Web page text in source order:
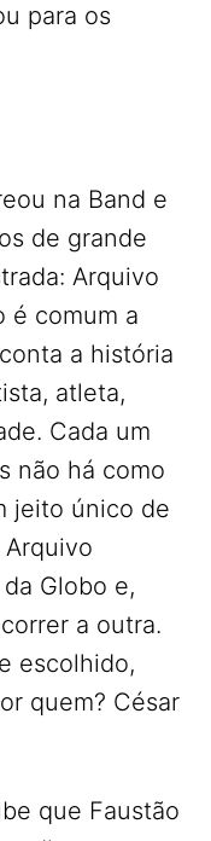
para os
na Band e
de grande
Arquivo
é comum a
a história
atleta,
Cada um
não há como
jeito único de
Arquivo
Globo e,
a outra.
escolhido,
quem? César
que Faustão